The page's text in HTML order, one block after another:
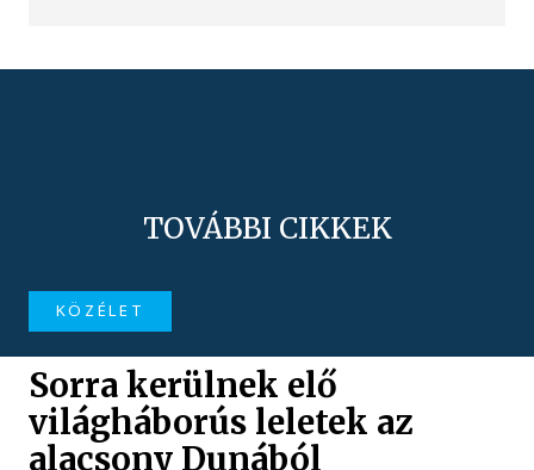
TOVÁBBI CIKKEK
KÖZÉLET
Sorra kerülnek elő
világháborús leletek az
alacsony Dunából